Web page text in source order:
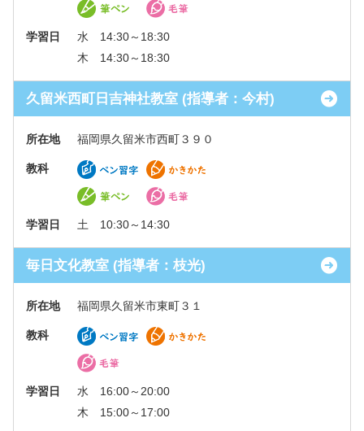
学習日
水 14:30～18:30
木 14:30～18:30
久留米西町日吉神社教室 (指導者：今村)
所在地 福岡県久留米市西町３９０
教科
学習日 土 10:30～14:30
毎日文化教室 (指導者：枝光)
所在地 福岡県久留米市東町３１
教科
学習日
水 16:00～20:00
木 15:00～17:00